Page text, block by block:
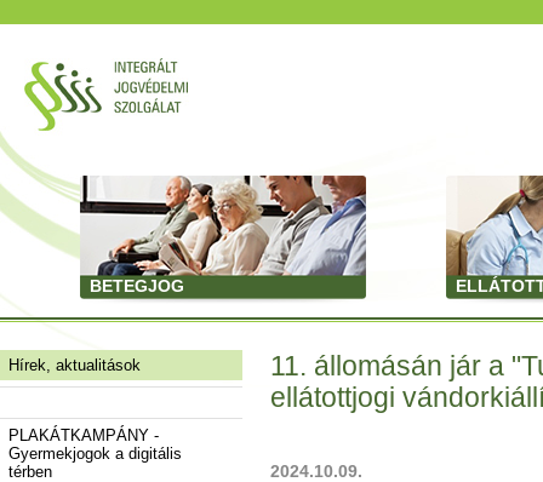
BETEGJOG
Hírek, aktualitások
PLAKÁTKAMPÁNY -
Gyermekjogok a digitális
térben
11. állomásán jár a
ellátottjogi
2024.10.09.